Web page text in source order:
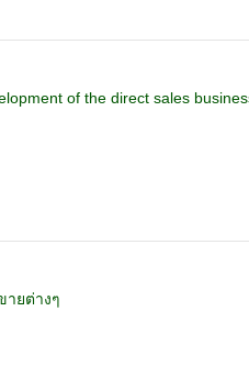
of the direct sales
ายต่างๆ